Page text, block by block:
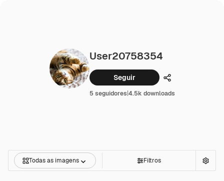
User20758354
Seguir Compartilhar
5 seguidores|4.5k downloads
Todas as imagens Filtros